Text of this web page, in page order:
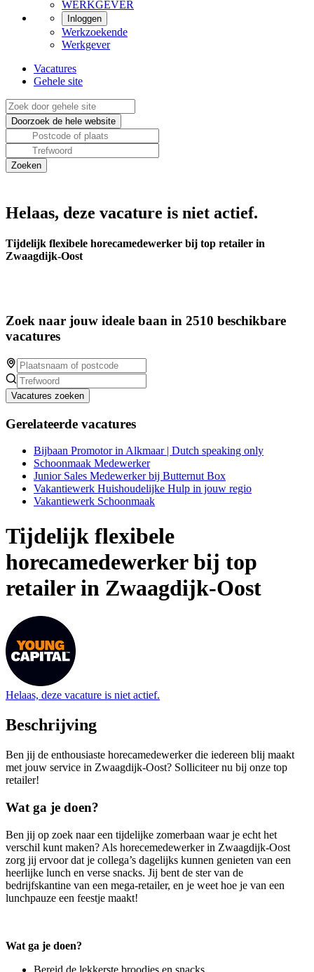
WERKGEVER
Inloggen
Werkzoekende
Werkgever
Vacatures
Gehele site
Helaas, deze vacature is niet actief.
Tijdelijk flexibele horecamedewerker bij top retailer in
Zwaagdijk-Oost
Zoek naar jouw ideale baan in 2510 beschikbare
vacatures
Vacatures zoeken
Gerelateerde vacatures
Bijbaan Promotor in Alkmaar | Dutch speaking only
Schoonmaak Medewerker
Junior Sales Medewerker bij Butternut Box
Vakantiewerk Huishoudelijke Hulp in jouw regio
Vakantiewerk Schoonmaak
Tijdelijk flexibele
horecamedewerker bij top
retailer in Zwaagdijk-Oost
Helaas, deze vacature is niet actief.
Beschrijving
Ben jij de enthousiaste horecamedewerker die iedereen blij maakt
met jouw service in Zwaagdijk-Oost? Solliciteer nu bij onze top
retailer!
Wat ga je doen?
Ben jij op zoek naar een tijdelijke zomerbaan waar je echt het
verschil kunt maken? Als horecemedewerker in Zwaagdijk-Oost
zorg jij ervoor dat je collega’s dagelijks kunnen genieten van een
heerlijke lunch en verse snacks. Jij bent de ster van de
bedrijfskantine van een mega-retailer, en je weet hoe je van een
lunchpauze een feestje maakt!
Wat ga je doen?
Bereid de lekkerste broodjes en snacks